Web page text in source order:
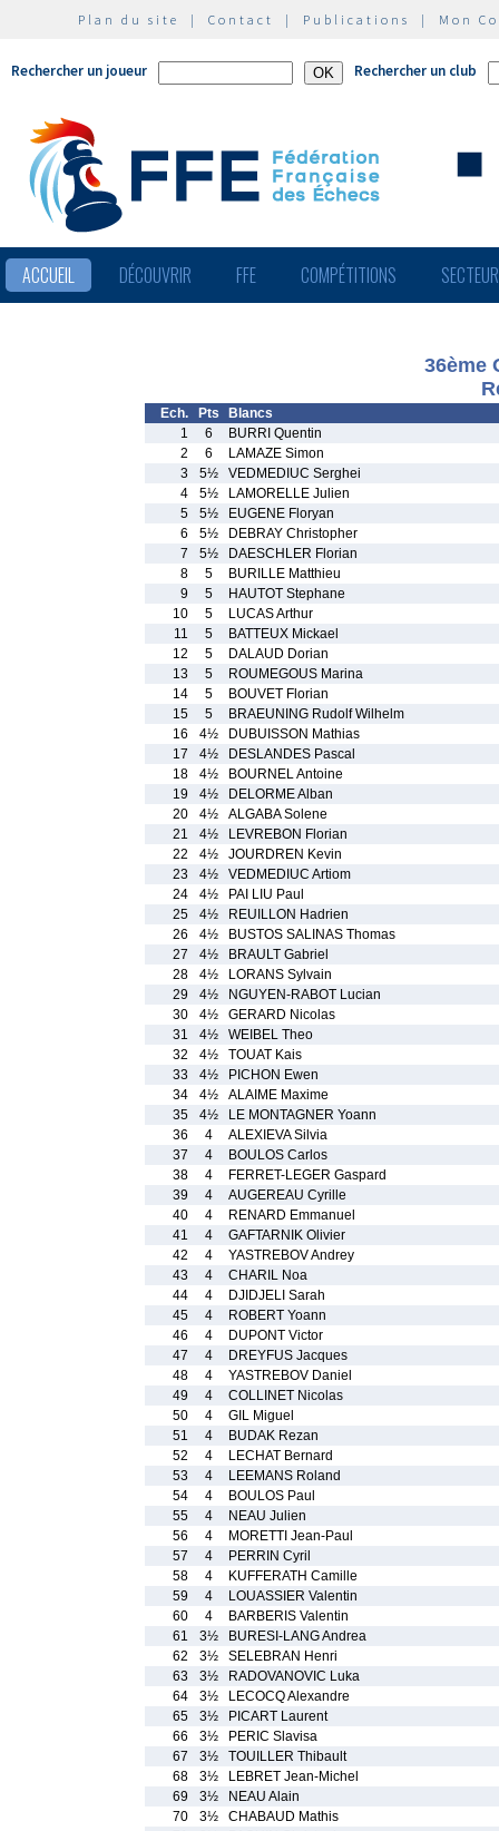
Plan du site | Contact | Publications | Mon
Rechercher un joueur Rechercher un club
ACCUEIL DÉCOUVRIR FFE COMPÉTITIONS
36ème
Ech. Pts
Blancs
1
6
BURRI Quentin
2
6
LAMAZE Simon
3
5½
VEDMEDIUC Serghei
4
5½
LAMORELLE Julien
5
5½
EUGENE Floryan
6
5½
DEBRAY Christopher
7
5½
DAESCHLER Florian
8
5
BURILLE Matthieu
9
5
HAUTOT Stephane
10
5
LUCAS Arthur
11
5
BATTEUX Mickael
12
5
DALAUD Dorian
13
5
ROUMEGOUS Marina
14
5
BOUVET Florian
15
5
BRAEUNING Rudolf Wilhelm
16
4½
DUBUISSON Mathias
17
4½
DESLANDES Pascal
18
4½
BOURNEL Antoine
19
4½
DELORME Alban
20
4½
ALGABA Solene
21
4½
LEVREBON Florian
22
4½
JOURDREN Kevin
23
4½
VEDMEDIUC Artiom
24
4½
PAI LIU Paul
25
4½
REUILLON Hadrien
26
4½
BUSTOS SALINAS Thomas
27
4½
BRAULT Gabriel
28
4½
LORANS Sylvain
29
4½
NGUYEN-RABOT Lucian
30
4½
GERARD Nicolas
31
4½
WEIBEL Theo
32
4½
TOUAT Kais
33
4½
PICHON Ewen
34
4½
ALAIME Maxime
35
4½
LE MONTAGNER Yoann
36
4
ALEXIEVA Silvia
37
4
BOULOS Carlos
38
4
FERRET-LEGER Gaspard
39
4
AUGEREAU Cyrille
40
4
RENARD Emmanuel
41
4
GAFTARNIK Olivier
42
4
YASTREBOV Andrey
43
4
CHARIL Noa
44
4
DJIDJELI Sarah
45
4
ROBERT Yoann
46
4
DUPONT Victor
47
4
DREYFUS Jacques
48
4
YASTREBOV Daniel
49
4
COLLINET Nicolas
50
4
GIL Miguel
51
4
BUDAK Rezan
52
4
LECHAT Bernard
53
4
LEEMANS Roland
54
4
BOULOS Paul
55
4
NEAU Julien
56
4
MORETTI Jean-Paul
57
4
PERRIN Cyril
58
4
KUFFERATH Camille
59
4
LOUASSIER Valentin
60
4
BARBERIS Valentin
61
3½
BURESI-LANG Andrea
62
3½
SELEBRAN Henri
63
3½
RADOVANOVIC Luka
64
3½
LECOCQ Alexandre
65
3½
PICART Laurent
66
3½
PERIC Slavisa
67
3½
TOUILLER Thibault
68
3½
LEBRET Jean-Michel
69
3½
NEAU Alain
70
3½
CHABAUD Mathis